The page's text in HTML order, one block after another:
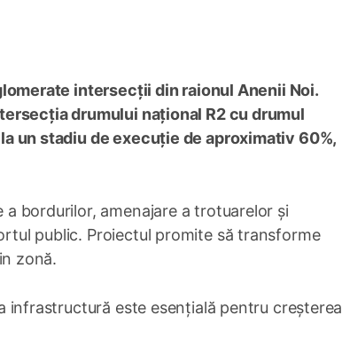
intersecții din raionul Anenii Noi.
drumului național R2 cu drumul
un stadiu de execuție de aproximativ 60%,
bordurilor, amenajare a trotuarelor și
public. Proiectul promite să transforme
zonă.
infrastructură este esențială pentru creșterea